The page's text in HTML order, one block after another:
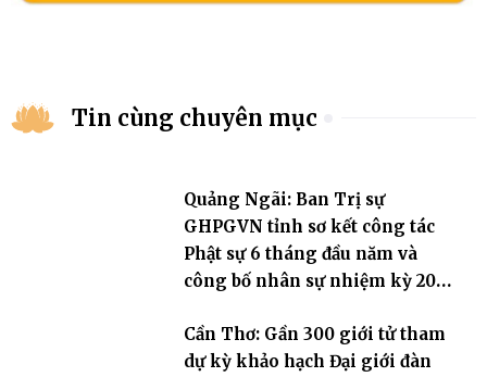
Tin cùng chuyên mục
Quảng Ngãi: Ban Trị sự
GHPGVN tỉnh sơ kết công tác
Phật sự 6 tháng đầu năm và
công bố nhân sự nhiệm kỳ 2026
Cần Thơ: Gần 300 giới tử tham
dự kỳ khảo hạch Đại giới đàn